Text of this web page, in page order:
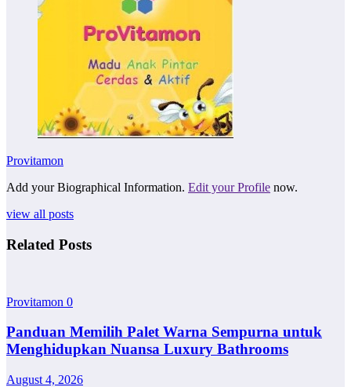
Provitamon
Add your Biographical Information. Edit your Profile now.
view all posts
Related Posts
Provitamon 0
Panduan Memilih Palet Warna Sempurna untuk
Menghidupkan Nuansa Luxury Bathrooms
August 4, 2026